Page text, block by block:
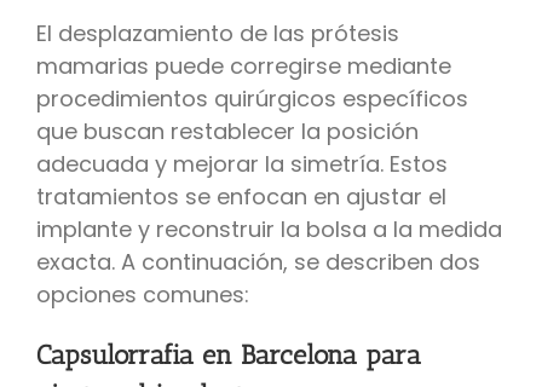
El desplazamiento de las prótesis
mamarias puede corregirse mediante
procedimientos quirúrgicos específicos
que buscan restablecer la posición
adecuada y mejorar la simetría. Estos
tratamientos se enfocan en ajustar el
implante y reconstruir la bolsa a la medida
exacta. A continuación, se describen dos
opciones comunes:
Capsulorrafia en Barcelona para